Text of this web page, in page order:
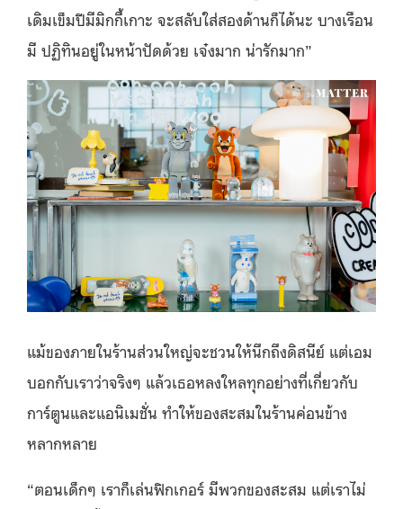
เดิมเข็มปีมีมิกกี้เกาะ จะสลับใส่สองด้านก็ได้นะ บางเรือน
มี ปฏิทินอยู่ในหน้าปัดด้วย เจ๋งมาก น่ารักมาก”
แม้ของภายในร้านส่วนใหญ่จะชวนให้นึกถึงดิสนีย์ แต่เอม
บอกกับเราว่าจริงๆ แล้วเธอหลงใหลทุกอย่างที่เกี่ยวกับ
การ์ตูนและแอนิเมชั่น ทำให้ของสะสมในร้านค่อนข้าง
หลากหลาย
“ตอนเด็กๆ เราก็เล่นฟิกเกอร์ มีพวกของสะสม แต่เราไม่